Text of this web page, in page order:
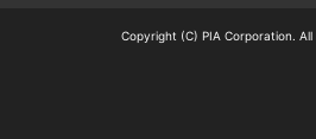
Copyright (C) PIA Corporation. All